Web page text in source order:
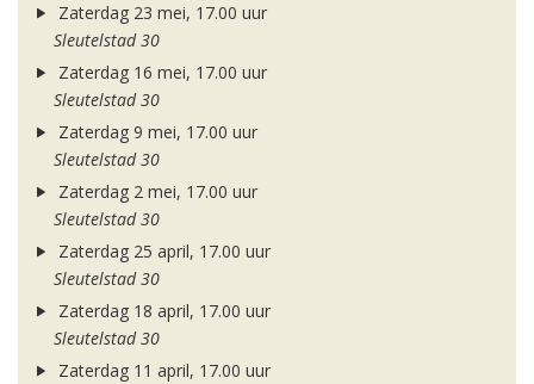
Zaterdag 23 mei, 17.00 uur
Sleutelstad 30
Zaterdag 16 mei, 17.00 uur
Sleutelstad 30
Zaterdag 9 mei, 17.00 uur
Sleutelstad 30
Zaterdag 2 mei, 17.00 uur
Sleutelstad 30
Zaterdag 25 april, 17.00 uur
Sleutelstad 30
Zaterdag 18 april, 17.00 uur
Sleutelstad 30
Zaterdag 11 april, 17.00 uur